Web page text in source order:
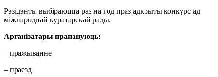
Рэзідэнты выбіраюцца раз на год праз адкрыты конкурс ад
міжнароднай куратарскай рады.
Арганізатары прапануюць:
– пражыванне
– праезд